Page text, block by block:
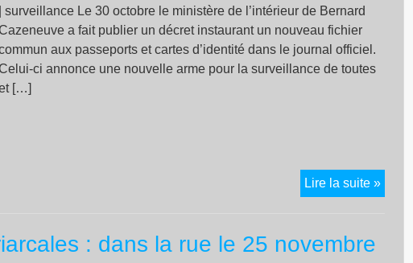
| surveillance Le 30 octobre le ministère de l’intérieur de Bernard
a fait publier un décret instaurant un nouveau fichier
aux passeports et cartes d’identité dans le journal officiel.
ci annonce une nouvelle arme pour la surveillance de toutes
[…]
Lire la suite »Appel
à
: dans la rue le 25 novembre